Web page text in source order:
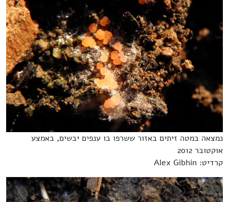
נמצאה במטה זיתים באזור ששרפו בו ענפים יבשים, באמצע
אוקטובר 2012
קרדיט: Alex Gibhin